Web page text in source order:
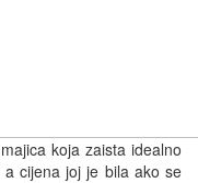
koja zaista idealno
cijena joj je bila ako se